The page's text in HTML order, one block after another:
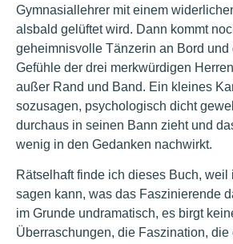
Gymnasiallehrer mit einem
alsbald gelüftet wird. Dann kommt
geheimnisvolle Tänzerin an Bord und
Gefühle der drei merkwürdigen
außer Rand und Band. Ein kleines
sozusagen, psychologisch dicht
durchaus in seinen Bann zieht und
wenig in den Gedanken nachwirkt.
Rätselhaft finde ich dieses Buch, weil
sagen kann, was das Faszinierende
im Grunde undramatisch, es birgt
Überraschungen, die Faszination, die